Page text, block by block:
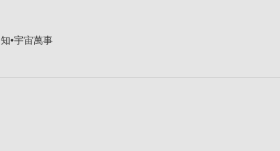
知•宇宙萬事